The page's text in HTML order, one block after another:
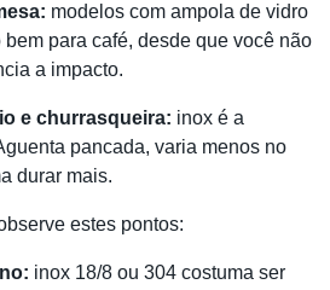
modelos com ampola de vidro
para café, desde que você não
a impacto.
e churrasqueira: inox é a
pancada, varia menos no
durar mais.
estes pontos:
inox 18/8 ou 304 costuma ser